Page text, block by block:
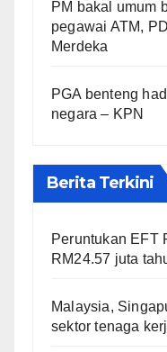
PM bakal umum
pegawai ATM,
Merdeka
PGA benteng
negara – KPN
Berita Terkini
Peruntukan EFT
RM24.57 juta
Malaysia,
sektor tenaga